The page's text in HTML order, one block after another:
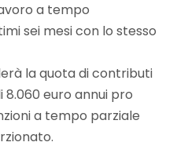
a tempo
sei mesi con lo stesso
la quota di contributi
euro annui pro
a tempo parziale